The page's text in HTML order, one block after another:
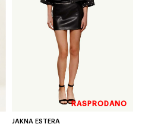
JAKNA ESTERA
RASPRODANO